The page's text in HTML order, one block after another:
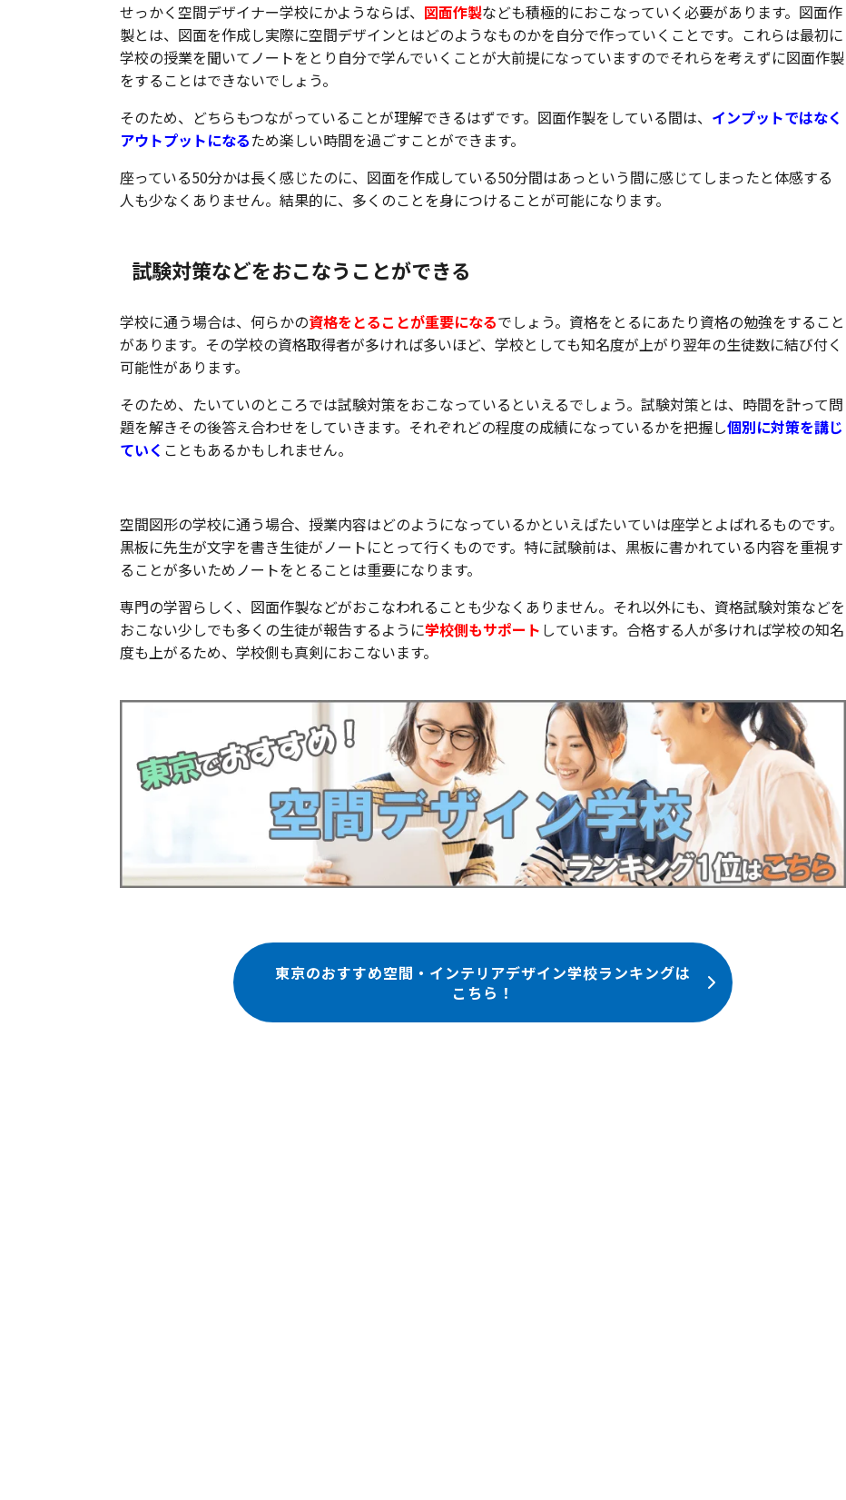
せっかく空間デザイナー学校にかようならば、 図面作製なども積極的におこなっていく必要があります。図面作
製とは、図面を作成し実際に空間デザインとはどのようなものかを自分で作っていくことです。これらは最初に
学校の授業を聞いてノートをとり自分で学んでいくことが大前提になっていますのでそれらを考えずに図面作製
をすることはできないでしょう。
そのため、どちらもつながっていることが理解できるはずです。図面作製をしている間は、 インプットではなく
アウトプットになるため楽しい時間を過ごすことができます。
座っている50分かは長く感じたのに、図面を作成している50分間はあっという間に感じてしまったと体感する
人も少なくありません。結果的に、多くのことを身につけることが可能になります。
試験対策などをおこなうことができる
学校に通う場合は、何らかの資格をとることが重要になるでしょう。資格をとるにあたり資格の勉強をすること
があります。その学校の資格取得者が多ければ多いほど、学校としても知名度が上がり翌年の生徒数に結び付く
可能性があります。
そのため、たいていのところでは試験対策をおこなっているといえるでしょう。試験対策とは、時間を計って問
題を解きその後答え合わせをしていきます。それぞれどの程度の成績になっているかを把握し個別に対策を講じ
ていく こともあるかもしれません。
空間図形の学校に通う場合、授業内容はどのようになっているかといえばたいていは座学とよばれるものです。
黒板に先生が文字を書き生徒がノートにとって行くものです。特に試験前は、黒板に書かれている内容を重視す
ることが多いためノートをとることは重要になります。
専門の学習らしく、図面作製などがおこなわれることも少なくありません。それ以外にも、資格試験対策などを
おこない少しでも多くの生徒が報告するように学校側もサポート しています。合格する人が多ければ学校の知名
度も上がるため、学校側も真剣におこないます。
東京のおすすめ空間・インテリアデザイン学校ランキングは
こちら！